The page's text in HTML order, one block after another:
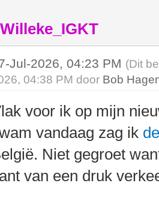
Willeke_IGKT
Jul-2026, 04:23 PM (Dit
04:38 PM door Bob
voor ik op mijn
vandaag zag ik
Niet gegroet
van een druk